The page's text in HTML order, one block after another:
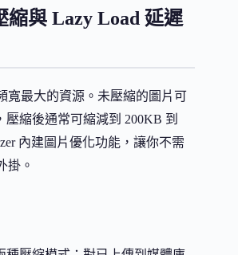
縮與 Lazy Load 延遲
寬最大的資源。未壓縮的圖片可
壓縮後通常可縮減到 200KB 到
內建圖片優化功能，讓你不需
掛。